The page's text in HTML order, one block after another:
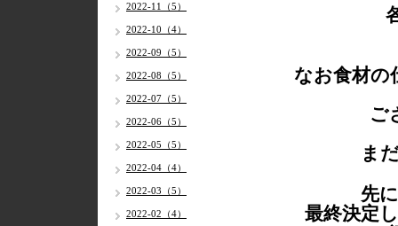
なお食材の
ご
ま
先
最終決定
2022-11（5）
2022-10（4）
2022-09（5）
2022-08（5）
2022-07（5）
2022-06（5）
2022-05（5）
2022-04（4）
2022-03（5）
2022-02（4）